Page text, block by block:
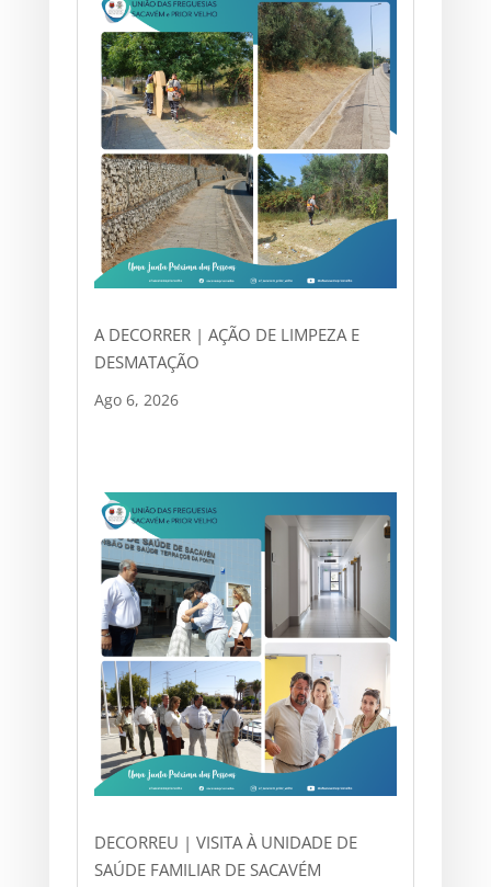
A DECORRER | AÇÃO DE LIMPEZA E
DESMATAÇÃO
Ago 6, 2026
DECORREU | VISITA À UNIDADE DE
SAÚDE FAMILIAR DE SACAVÉM